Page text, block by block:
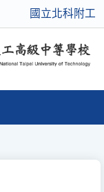
國立北科附工